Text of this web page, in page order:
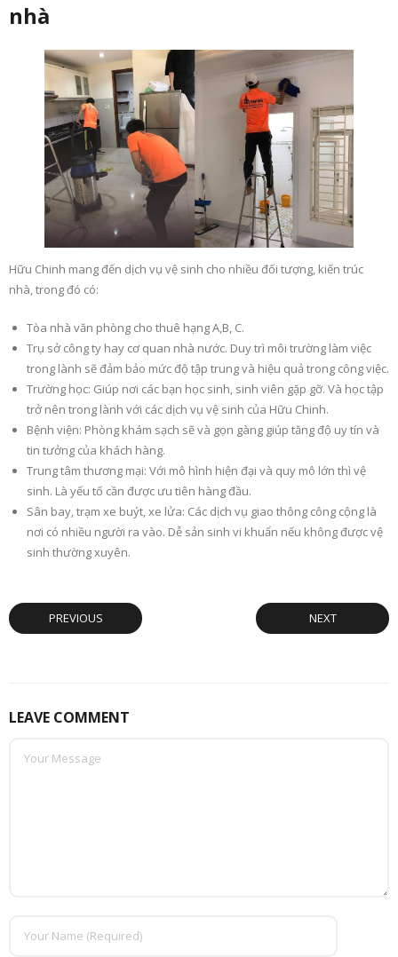
nhà
Hữu Chinh mang đến dịch vụ vệ sinh cho nhiều đối tượng, kiến trúc
nhà, trong đó có:
Tòa nhà văn phòng cho thuê hạng A,B, C.
Trụ sở công ty hay cơ quan nhà nước. Duy trì môi trường làm việc
trong lành sẽ đảm bảo mức độ tập trung và hiệu quả trong công việc.
Trường học: Giúp nơi các bạn học sinh, sinh viên gặp gỡ. Và học tập
trở nên trong lành với các dịch vụ vệ sinh của Hữu Chinh.
Bệnh viện: Phòng khám sạch sẽ và gọn gàng giúp tăng độ uy tín và
tin tưởng của khách hàng.
Trung tâm thương mại: Với mô hình hiện đại và quy mô lớn thì vệ
sinh. Là yếu tố cần được ưu tiên hàng đầu.
Sân bay, trạm xe buýt, xe lửa: Các dịch vụ giao thông công cộng là
nơi có nhiều người ra vào. Dễ sản sinh vi khuẩn nếu không được vệ
sinh thường xuyên.
PREVIOUS NEXT
LEAVE COMMENT